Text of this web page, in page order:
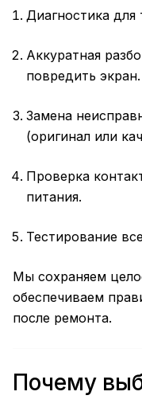
Диагностика
Аккуратная
повредить экран.
Замена
(оригинал или
Проверка
питания.
Тестирование
Мы сохраняем
обеспечиваем
после ремонта.
Почему